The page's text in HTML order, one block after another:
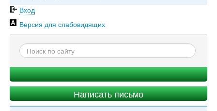
Вход
Версия для слабовидящих
Написать письмо